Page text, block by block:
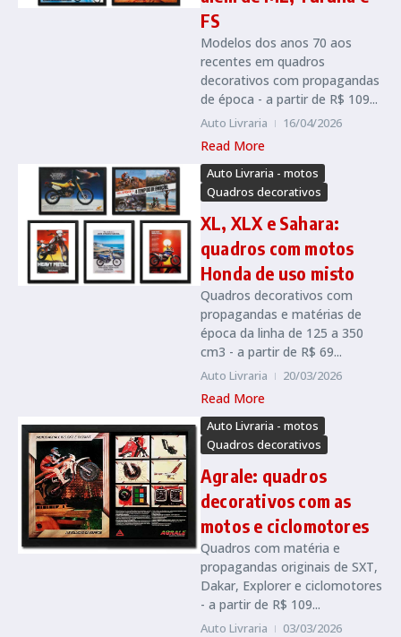
FS
Modelos dos anos 70 aos
recentes em quadros
decorativos com propagandas
de época - a partir de R$ 109...
Auto Livraria 16/04/2026
Read More
Auto Livraria - motos
Quadros decorativos
XL, XLX e Sahara:
quadros com motos
Honda de uso misto
Quadros decorativos com
propagandas e matérias de
época da linha de 125 a 350
cm3 - a partir de R$ 69...
Auto Livraria 20/03/2026
Read More
Auto Livraria - motos
Quadros decorativos
Agrale: quadros
decorativos com as
motos e ciclomotores
Quadros com matéria e
propagandas originais de SXT,
Dakar, Explorer e ciclomotores
- a partir de R$ 109...
Auto Livraria 03/03/2026